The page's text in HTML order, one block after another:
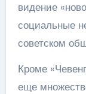
видение
социальные
советском
Кроме
еще